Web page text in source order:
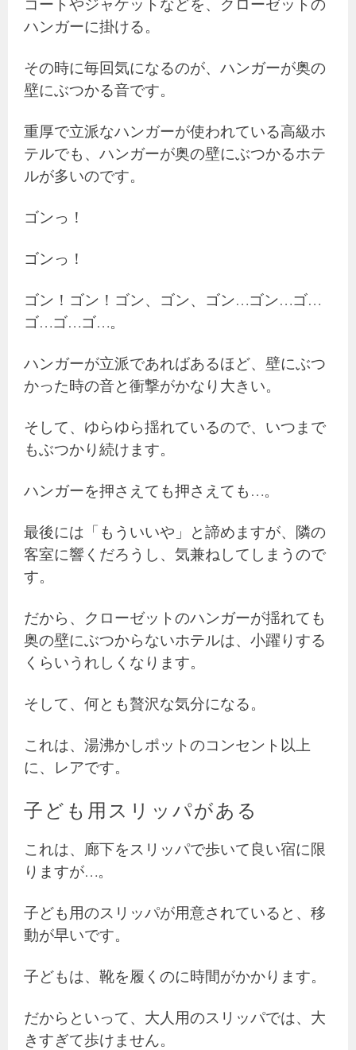
コートやジャケットなどを、クローゼットの
ハンガーに掛ける。
その時に毎回気になるのが、ハンガーが奥の
壁にぶつかる音です。
重厚で立派なハンガーが使われている高級ホ
テルでも、ハンガーが奥の壁にぶつかるホテ
ルが多いのです。
ゴンっ！
ゴンっ！
ゴン！ゴン！ゴン、ゴン、ゴン…ゴン…ゴ…
ゴ…ゴ…ゴ…。
ハンガーが立派であればあるほど、壁にぶつ
かった時の音と衝撃がかなり大きい。
そして、ゆらゆら揺れているので、いつまで
もぶつかり続けます。
ハンガーを押さえても押さえても…。
最後には「もういいや」と諦めますが、隣の
客室に響くだろうし、気兼ねしてしまうので
す。
だから、クローゼットのハンガーが揺れても
奥の壁にぶつからないホテルは、小躍りする
くらいうれしくなります。
そして、何とも贅沢な気分になる。
これは、湯沸かしポットのコンセント以上
に、レアです。
子ども用スリッパがある
これは、廊下をスリッパで歩いて良い宿に限
りますが…。
子ども用のスリッパが用意されていると、移
動が早いです。
子どもは、靴を履くのに時間がかかります。
だからといって、大人用のスリッパでは、大
きすぎて歩けません。